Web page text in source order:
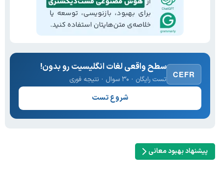
CEFR
سطح واقعی لغات انگلیسیت رو بدون!
تست رایگان · ۳۰ سوال · نتیجه فوری
شروع تست
پیشنهاد بهبود معانی